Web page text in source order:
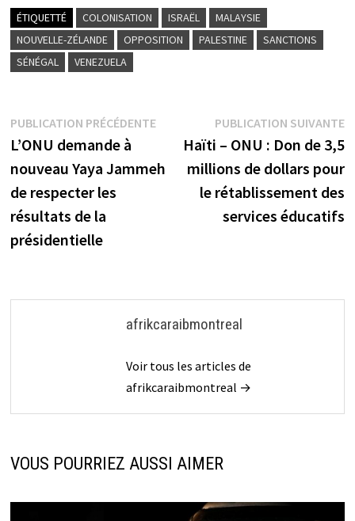
ÉTIQUETTÉ COLONISATION ISRAËL
MALAYSIE
NOUVELLE-ZÉLANDE
OPPOSITION PALESTINE
SANCTIONS
SÉNÉGAL
VENEZUELA
Navigation
de
l’article
PUBLICATION PRÉCÉDENTEPublication
précédente :
L’ONU demande à
nouveau Yaya Jammeh
de respecter les
résultats de la
présidentielle
PUBLICATION SUIVANTE
Haïti – ONU : Don de 3,5
millions de dollars pour
le rétablissement des
services éducatifs
afrikcaraibmontreal
Voir tous les articles de
afrikcaraibmontreal →
VOUS POURRIEZ AUSSI AIMER